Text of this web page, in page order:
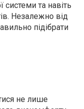
системи та навіть
Незалежно від
підібрати
не лише